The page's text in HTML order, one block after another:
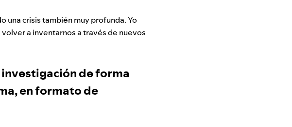
una crisis también muy profunda. Yo
a inventarnos a través de nuevos
de forma
en formato de